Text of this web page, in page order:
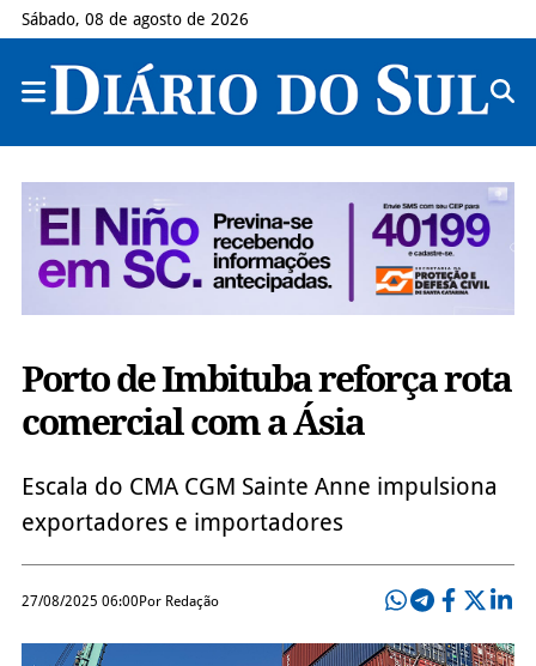
Sábado, 08 de agosto de 2026
Porto de Imbituba reforça rota
comercial com a Ásia
Escala do CMA CGM Sainte Anne impulsiona
exportadores e importadores
27/08/2025 06:00Por Redação